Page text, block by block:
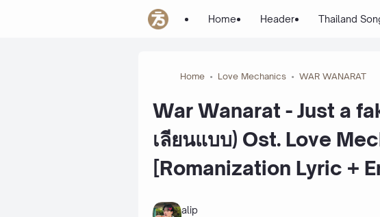
Home Header Thailand
Home Love Mechanics WAR WANARAT
War Wanarat - Just a
เลียนแบบ) Ost. Love
[Romanization Lyric +
alip